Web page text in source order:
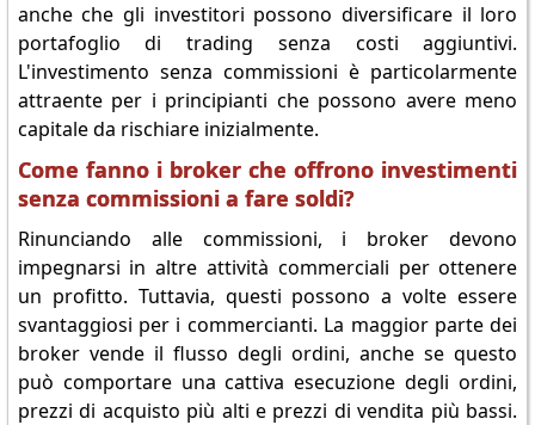
anche che gli investitori possono diversificare il loro
portafoglio di trading senza costi aggiuntivi.
L'investimento senza commissioni è particolarmente
attraente per i principianti che possono avere meno
capitale da rischiare inizialmente.
Come fanno i broker che offrono investimenti
senza commissioni a fare soldi?
Rinunciando alle commissioni, i broker devono
impegnarsi in altre attività commerciali per ottenere
un profitto. Tuttavia, questi possono a volte essere
svantaggiosi per i commercianti. La maggior parte dei
broker vende il flusso degli ordini, anche se questo
può comportare una cattiva esecuzione degli ordini,
prezzi di acquisto più alti e prezzi di vendita più bassi.